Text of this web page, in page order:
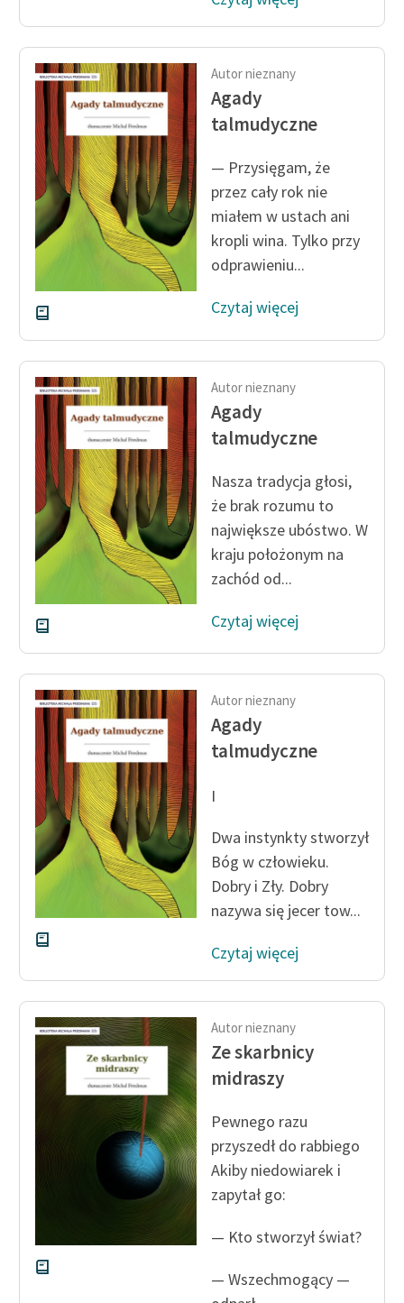
Popularyzacja
skandynawskiej literatury
feministycznej
Ręce pełne poezji
Kolekcje edukacyjne
twórców przechodzących
do domeny publicznej,
lektur szkolnych oraz
Starego Testamentu
Odkurzamy bohaterów
Szkoła Poezji Wolnych
Lektur
O nas
Kontakt
O projekcie
Zespół
Zasady wykorzystania
Wolnych Lektur
Logotypy
Materiały promocyjne
Regulamin biblioteki
Dane fundacji i
sprawozdania finansowe
Regulamin darowizn
Informacja o treściach
wrażliwych
Deklaracja dostępności
Autor nieznany
Agady
talmudyczne
— Przysięgam, że
przez cały rok nie
miałem w ustach ani
kropli wina. Tylko przy
odprawieniu...
Czytaj więcej
Autor nieznany
Agady
talmudyczne
Nasza tradycja głosi,
że brak rozumu to
największe ubóstwo. W
kraju położonym na
zachód od...
Czytaj więcej
Autor nieznany
Agady
talmudyczne
I
Dwa instynkty stworzył
Bóg w człowieku.
Dobry i Zły. Dobry
nazywa się jecer tow...
Czytaj więcej
Autor nieznany
Ze skarbnicy
midraszy
Pewnego razu
przyszedł do rabbiego
Akiby niedowiarek i
zapytał go:
— Kto stworzył świat?
— Wszechmogący —